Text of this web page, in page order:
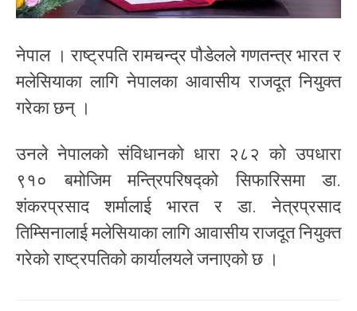
नेपाल । राष्ट्रपति रामचन्द्र पौडेलले गणतन्त्र भारत र
मलेसियाका लागि नेपालका आवासीय राजदूत नियुक्त
गरेका छन् ।
उनले नेपालको संविधानको धारा २८२ को उपधारा
९१० बमोजिम मन्त्रिपरिषद्को सिफारिसमा डा.
शंकरप्रसाद शर्मालाई भारत र डा. नेत्रप्रसाद
तिम्सिनालाई मलेसियाका लागि आवासीय राजदूत नियुक्त
गरेको राष्ट्रपतिको कार्यालयले जनाएको छ ।